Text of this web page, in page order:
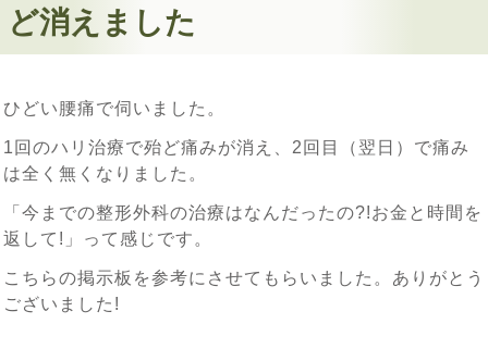
ど消えました
ひどい腰痛で伺いました。
1回のハリ治療で殆ど痛みが消え、2回目（翌日）で痛み
は全く無くなりました。
「今までの整形外科の治療はなんだったの?!お金と時間を
返して!」って感じです。
こちらの掲示板を参考にさせてもらいました。ありがとう
ございました!